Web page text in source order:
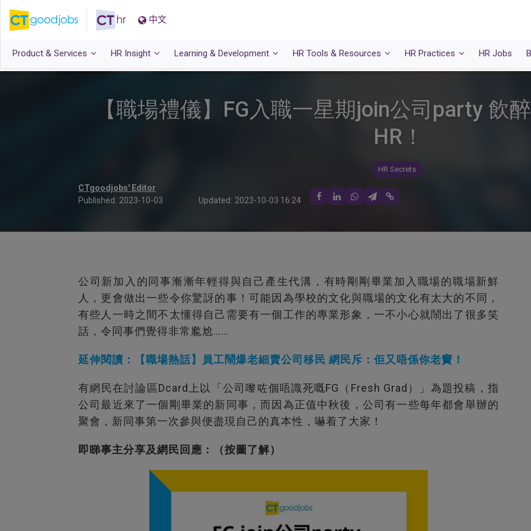
中文
Product & Services HR Insight Learning & Development HR Tools & Resources HR Practices HR Jobs
【職場禮儀】FG入職一星期join公司party 飲
HR！
HR Secrets
CTgoodjobs' Editor
Published: 2023-10-03 Updated: 2023-10-03 16:24
公司新加入的同事漸漸年輕得與自己產生代溝，有時剛剛畢業加入職場的職場新鮮
人，更會做出一些令你驚訝的事！可能因為學校的文化與職場的文化有太大的不同，
有些人一時之間不太懂得自己需要有一個工作的專業形象，一不小心就鬧出了很多笑
話，令同事們覺得非常尷尬……
延伸閱讀：【職場熱話】員工鬧爆老細賣公司移民 網民斥：佢又唔係你老竇！
有網民在討論區Dcard上以「公司嚟咗個唔識死嘅FG（Fresh Grad）」為題投稿，指
公司最近來了一個剛畢業的新同事，而因為正值中秋後，公司有一些每年都會舉辦的
聚會，新同事第一次參與便盡現自己的真本性，嚇着了大家！
即睇事主分享及網民回應：（按圖了解）